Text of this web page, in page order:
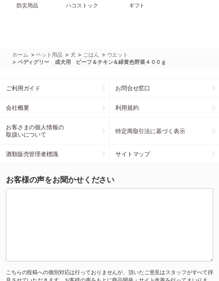
防災用品 ハコストック ギフト
ホーム >ペット用品 > 犬 > ごはん > ウエット
> ペディグリー 成犬用 ビーフ＆チキン＆緑黄色野菜４００ｇ
ご利用ガイド お問合せ窓口
会社概要 利用規約
お客さまの個人情報の
取扱いについて
特定商取引法に基づく表示
酒類販売管理者標識 サイトマップ
お客様の声をお聞かせください
こちらの投稿への個別対応は行っておりませんが、頂いたご意見はスタッフがすべて拝